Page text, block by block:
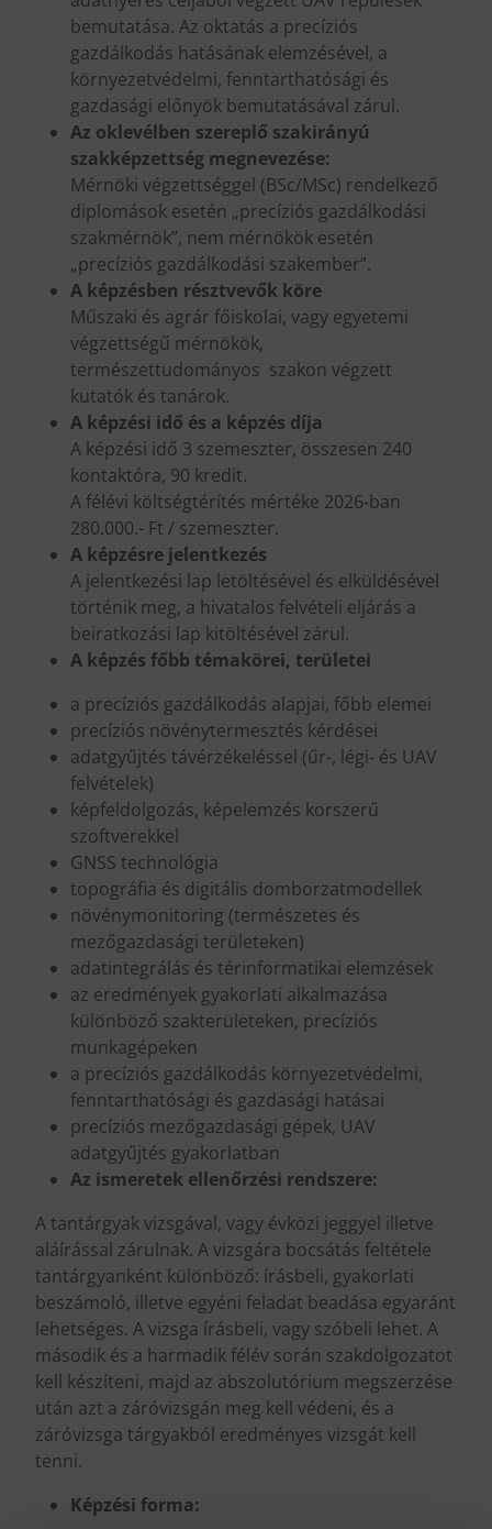
bemutatása. Az oktatás a precíziós
gazdálkodás hatásának elemzésével, a
környezetvédelmi, fenntarthatósági és
gazdasági előnyök bemutatásával zárul.
Az oklevélben szereplő szakirányú
szakképzettség megnevezése:
Mérnöki végzettséggel (BSc/MSc) rendelkező
diplomások esetén „precíziós gazdálkodási
szakmérnök”, nem mérnökök esetén
„precíziós gazdálkodási szakember”.
A képzésben résztvevők köre
Műszaki és agrár főiskolai, vagy egyetemi
végzettségű mérnökök,
természettudományos szakon végzett
kutatók és tanárok.
A képzési idő és a képzés díja
A képzési idő 3 szemeszter, összesen 240
kontaktóra, 90 kredit.
A félévi költségtérítés mértéke 2026-ban
280.000.- Ft / szemeszter.
A képzésre jelentkezés
A jelentkezési lap letöltésével és elküldésével
történik meg, a hivatalos felvételi eljárás a
beiratkozási lap kitöltésével zárul.
A képzés főbb témakörei, területei
a precíziós gazdálkodás alapjai, főbb elemei
precíziós növénytermesztés kérdései
adatgyűjtés távérzékeléssel (űr-, légi- és UAV
felvételek)
képfeldolgozás, képelemzés korszerű
szoftverekkel
GNSS technológia
topográfia és digitális domborzatmodellek
növénymonitoring (természetes és
mezőgazdasági területeken)
adatintegrálás és térinformatikai elemzések
az eredmények gyakorlati alkalmazása
különböző szakterületeken, precíziós
munkagépeken
a precíziós gazdálkodás környezetvédelmi,
fenntarthatósági és gazdasági hatásai
precíziós mezőgazdasági gépek, UAV
adatgyűjtés gyakorlatban
Az ismeretek ellenőrzési rendszere:
A tantárgyak vizsgával, vagy évközi jeggyel illetve
aláírással zárulnak. A vizsgára bocsátás feltétele
tantárgyanként különböző: írásbeli, gyakorlati
beszámoló, illetve egyéni feladat beadása egyaránt
lehetséges. A vizsga írásbeli, vagy szóbeli lehet. A
második és a harmadik félév során szakdolgozatot
kell készíteni, majd az abszolutórium megszerzése
után azt a záróvizsgán meg kell védeni, és a
záróvizsga tárgyakból eredményes vizsgát kell
tenni.
Képzési forma: